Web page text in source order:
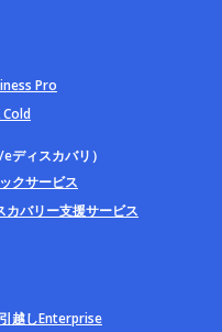
Pro
Cold
ディスカバリ）
クサービス
カバリー支援サービス
越しEnterprise